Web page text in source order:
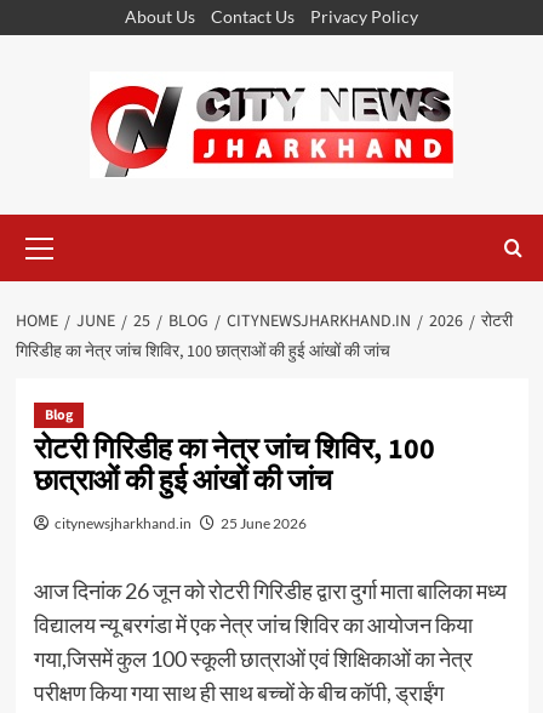
About Us Contact Us Privacy Policy
Menu
HOME JUNE 25 BLOG CITYNEWSJHARKHAND.IN 2026
रोटरी
गिरिडीह का नेत्र जांच शिविर, 100 छात्राओं की हुई आंखों की जांच
Blog
रोटरी गिरिडीह का नेत्र जांच शिविर, 100
छात्राओं की हुई आंखों की जांच
citynewsjharkhand.in 25 June 2026
आज दिनांक 26 जून को रोटरी गिरिडीह द्वारा दुर्गा माता बालिका मध्य
विद्यालय न्यू बरगंडा में एक नेत्र जांच शिविर का आयोजन किया
गया,जिसमें कुल 100 स्कूली छात्राओं एवं शिक्षिकाओं का नेत्र
परीक्षण किया गया साथ ही साथ बच्चों के बीच कॉपी, ड्राईंग